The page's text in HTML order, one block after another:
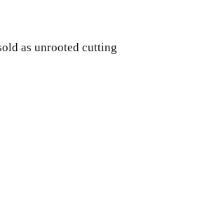
as unrooted cutting